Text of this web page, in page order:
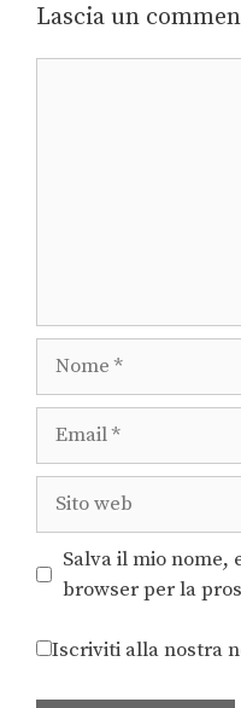
Lascia un
Salva il mio nome,
browser per la
Iscriviti alla nostra